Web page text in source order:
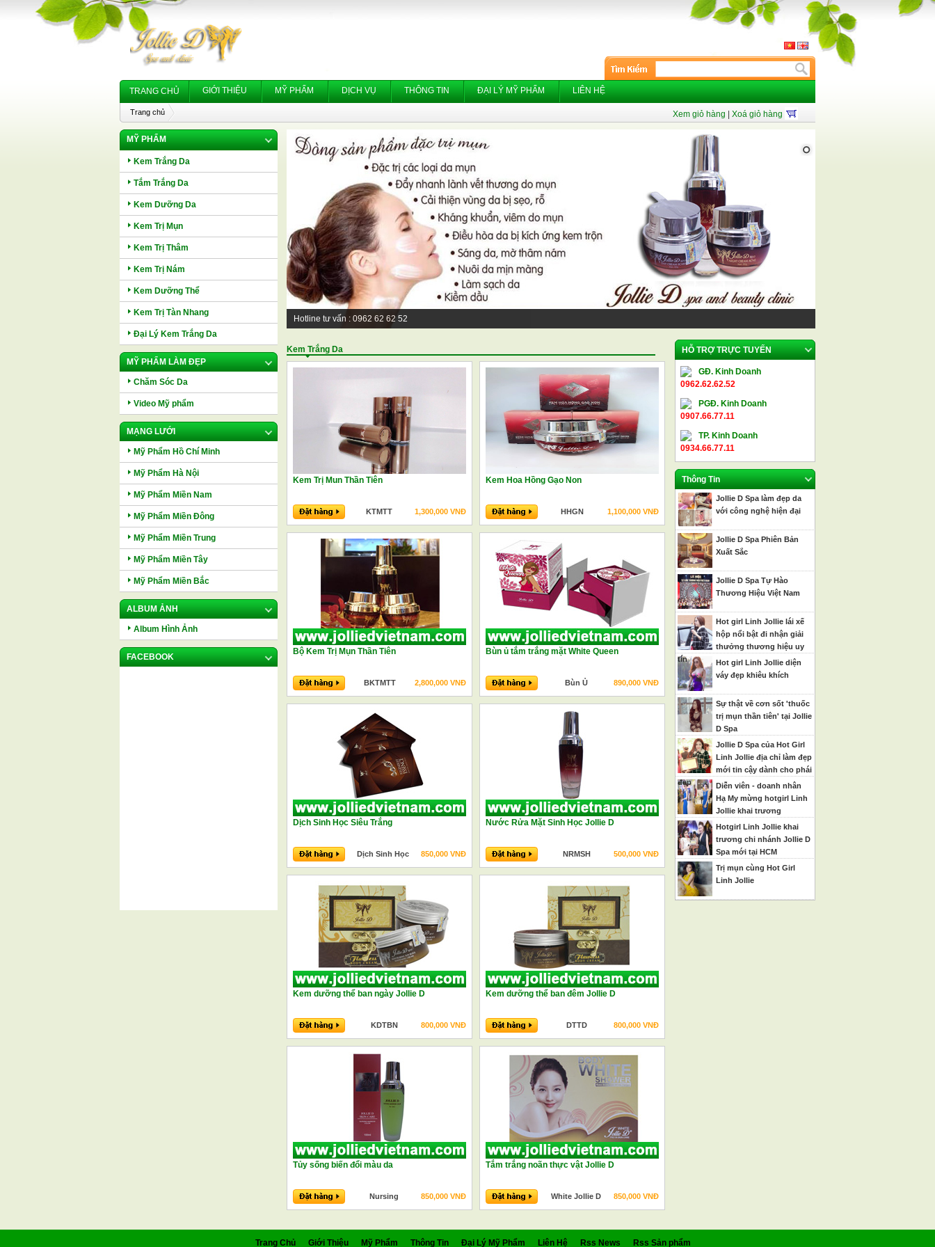
TRANG CHỦ GIỚI THIỆU MỸ PHẨM DỊCH VỤ THÔNG TIN ĐẠI LÝ MỸ PHẨM LIÊN HỆ
Trang chủ Xem giỏ hàng Xoá giỏ hàng
MỸ PHẨM
Kem Trắng Da
Tắm Trắng Da
Kem Dưỡng Da
Kem Trị Mụn
Kem Trị Thâm
Kem Trị Nám
Kem Dưỡng Thể
Kem Trị Tàn Nhang
Đại Lý Kem Trắng Da
MỸ PHẨM LÀM ĐẸP
Chăm Sóc Da
Video Mỹ phẩm
MẠNG LƯỚI
Mỹ Phẩm Hồ Chí Minh
Mỹ Phẩm Hà Nội
Mỹ Phẩm Miền Nam
Mỹ Phẩm Miền Đông
Mỹ Phẩm Miền Trung
Mỹ Phẩm Miền Tây
Mỹ Phẩm Miền Bắc
ALBUM ẢNH
Album Hình Ảnh
FACEBOOK
Hotline tư vấn : 0962 62 62 52
Kem Trắng Da
Kem Trị Mun Thần Tiên
KTMTT 1,300,000 VNĐ
Kem Hoa Hồng Gạo Non
HHGN 1,100,000 VNĐ
Bộ Kem Trị Mụn Thần Tiên
BKTMTT 2,800,000 VNĐ
Bùn ủ tắm trắng mặt White Queen
Bùn Ủ 890,000 VNĐ
Dịch Sinh Học Siêu Trắng
Dịch Sinh Học 850,000 VNĐ
Nước Rửa Mặt Sinh Học Jollie D
NRMSH 500,000 VNĐ
Kem dưỡng thể ban ngày Jollie D
KDTBN 800,000 VNĐ
Kem dưỡng thể ban đêm Jollie D
DTTD 800,000 VNĐ
Tủy sống biến đổi màu da
Nursing 850,000 VNĐ
Tắm trắng noãn thực vật Jollie D
White Jollie D 850,000 VNĐ
HỖ TRỢ TRỰC TUYẾN
GĐ. Kinh Doanh
0962.62.62.52
PGĐ. Kinh Doanh
0907.66.77.11
TP. Kinh Doanh
0934.66.77.11
Thông Tin
Jollie D Spa làm đẹp da
với công nghệ hiện đại
Jollie D Spa Phiên Bản
Xuất Sắc
Jollie D Spa Tự Hào
Thương Hiệu Việt Nam
Hot girl Linh Jollie lái xế
hộp nổi bật đi nhận giải
thưởng thương hiệu uy
tín
Hot girl Linh Jollie diện
váy đẹp khiêu khích
Sự thật về cơn sốt 'thuốc
trị mụn thần tiên' tại Jollie
D Spa
Jollie D Spa của Hot Girl
Linh Jollie địa chỉ làm đẹp
mới tin cậy dành cho phái
đẹp
Diễn viên - doanh nhân
Hạ My mừng hotgirl Linh
Jollie khai trương
Hotgirl Linh Jollie khai
trương chi nhánh Jollie D
Spa mới tại HCM
Trị mụn cùng Hot Girl
Linh Jollie
Trang Chủ Giới Thiệu Mỹ Phẩm Thông Tin Đại Lý Mỹ Phẩm Liên Hệ Rss News Rss Sản phẩm